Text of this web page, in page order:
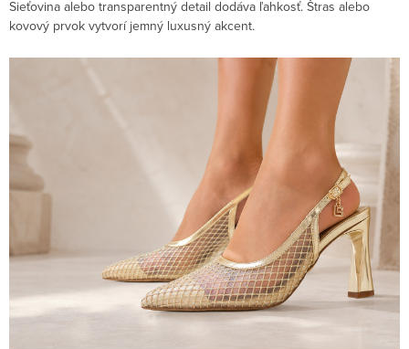
Sieťovina alebo transparentný detail dodáva ľahkosť. Štras alebo
kovový prvok vytvorí jemný luxusný akcent.